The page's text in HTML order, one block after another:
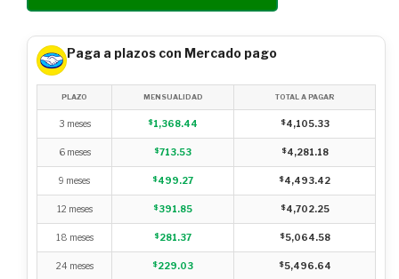
Paga a plazos con Mercado pago
PLAZO MENSUALIDAD TOTAL A PAGAR
3 meses $1,368.44 $4,105.33
6 meses $713.53 $4,281.18
9 meses $499.27 $4,493.42
12 meses $391.85 $4,702.25
18 meses $281.37 $5,064.58
24 meses $229.03 $5,496.64